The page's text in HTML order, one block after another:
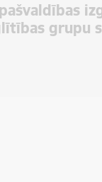
grupu